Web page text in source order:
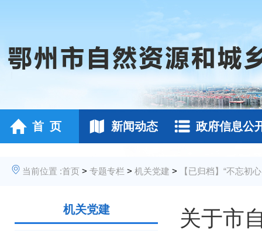
首 页 新闻动态 政府信息公
当前位置 :首页 > 专题专栏 > 机关党建 > 【已归档】“不忘初
机关党建
关于市